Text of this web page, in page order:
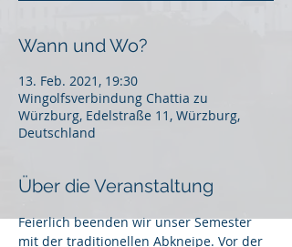
Wann und Wo?
13. Feb. 2021, 19:30
Wingolfsverbindung Chattia zu
Würzburg, Edelstraße 11, Würzburg,
Deutschland
Über die Veranstaltung
Feierlich beenden wir unser Semester
mit der traditionellen Abkneipe. Vor der